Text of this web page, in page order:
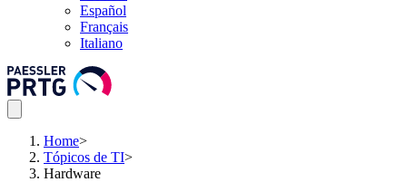
Español
Français
Italiano
Home>
Tópicos de TI>
Hardware